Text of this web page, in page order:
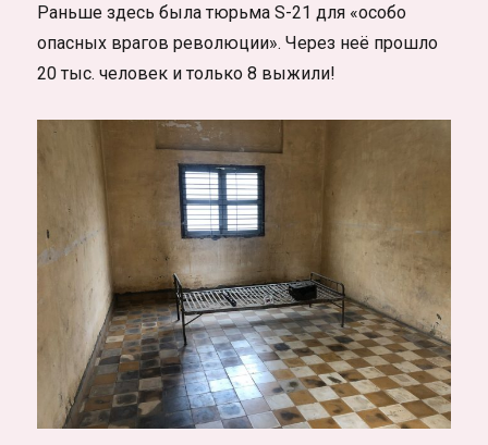
Раньше здесь была тюрьма S-21 для «особо
опасных врагов революции». Через неё прошло
20 тыс. человек и только 8 выжили!